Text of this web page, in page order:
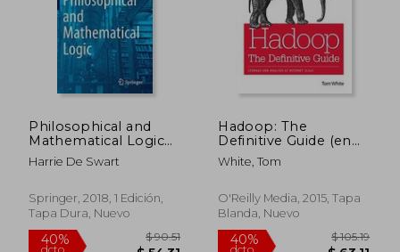
Philosophical and
Mathematical Logic
(Springer
Undergraduate Texts
Inglés)
Harrie De Swart
Springer, 2018, 1 Edición,
Tapa Dura, Nuevo
Hadoop: The
Definitive Guide (en
Inglés)
White, Tom
O'Reilly Media, 2015, Tapa
Blanda, Nuevo